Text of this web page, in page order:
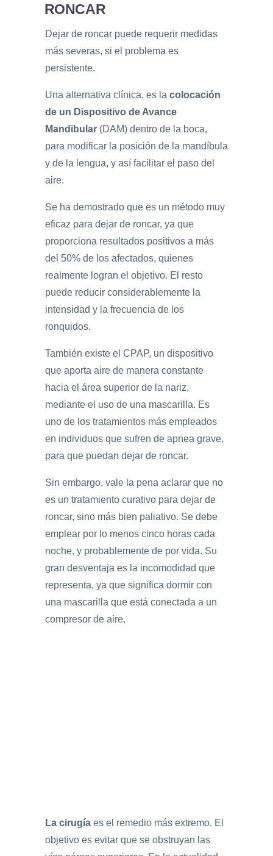
RONCAR
Dejar de roncar puede requerir medidas
más severas, si el problema es
persistente.
Una alternativa clínica, es la colocación
de un Dispositivo de Avance
Mandibular (DAM) dentro de la boca,
para modificar la posición de la mandíbula
y de la lengua, y así facilitar el paso del
aire.
Se ha demostrado que es un método muy
eficaz para dejar de roncar, ya que
proporciona resultados positivos a más
del 50% de los afectados, quienes
realmente logran el objetivo. El resto
puede reducir considerablemente la
intensidad y la frecuencia de los
ronquidos.
También existe el CPAP, un dispositivo
que aporta aire de manera constante
hacia el área superior de la nariz,
mediante el uso de una mascarilla. Es
uno de los tratamientos más empleados
en individuos que sufren de apnea grave,
para que puedan dejar de roncar.
Sin embargo, vale la pena aclarar que no
es un tratamiento curativo para dejar de
roncar, sino más bien paliativo. Se debe
emplear por lo menos cinco horas cada
noche, y probablemente de por vida. Su
gran desventaja es la incomodidad que
representa, ya que significa dormir con
una mascarilla que está conectada a un
compresor de aire.
La cirugía es el remedio más extremo. El
objetivo es evitar que se obstruyan las